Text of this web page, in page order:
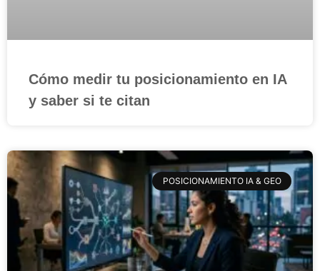
Cómo medir tu posicionamiento en IA
y saber si te citan
POSICIONAMIENTO IA & GEO